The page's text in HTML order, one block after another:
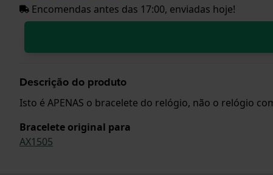
Encomendas antes das 17:00, enviadas hoje!
Descrição do produto
Isto é APENAS o bracelete do relógio, não o relógio
Bracelete original para
AX1505